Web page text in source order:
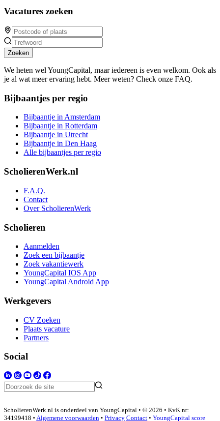
Vacatures zoeken
Zoeken
We heten wel YoungCapital, maar iedereen is even welkom. Ook als
je al wat meer ervaring hebt. Meer weten? Check onze FAQ.
Bijbaantjes per regio
Bijbaantje in Amsterdam
Bijbaantje in Rotterdam
Bijbaantje in Utrecht
Bijbaantje in Den Haag
Alle bijbaantjes per regio
ScholierenWerk.nl
F.A.Q.
Contact
Over ScholierenWerk
Scholieren
Aanmelden
Zoek een bijbaantje
Zoek vakantiewerk
YoungCapital IOS App
YoungCapital Android App
Werkgevers
CV Zoeken
Plaats vacature
Partners
Social
ScholierenWerk.nl is onderdeel van YoungCapital • © 2026 • KvK nr:
34199418 • Algemene voorwaarden • Privacy Contact • YoungCapital score